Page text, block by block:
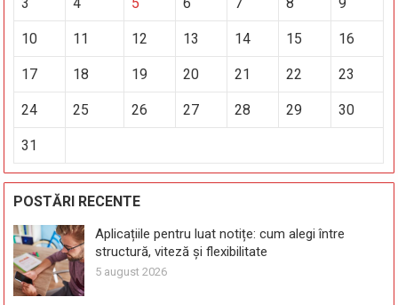
10 11 12 13 14 15 16
17 18 19 20 21 22 23
24 25 26 27 28 29 30
31
POSTĂRI RECENTE
Aplicațiile pentru luat notițe: cum alegi între
structură, viteză și flexibilitate
5 august 2026